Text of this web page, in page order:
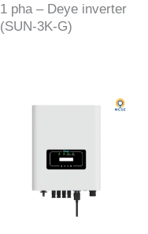
1 pha – Deye inverter
(SUN-3K-G)